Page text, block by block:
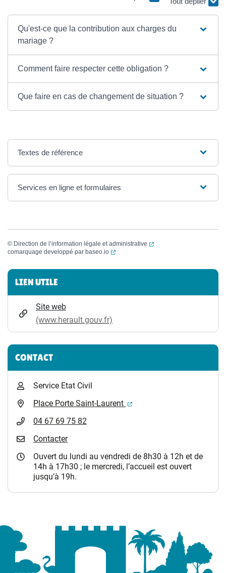
Qu'est-ce que la contribution aux charges du
mariage ?
Comment faire respecter cette obligation ?
Que faire en cas de changement de situation ?
Textes de référence
Services en ligne et formulaires
© Direction de l’information légale et administrative
(ouverture dans un
comarquage developpé par baseo.io (ouverture dans un nouvel onglet)
Informations complémentaires
LIEN UTILE
Site web
(www.herault.gouv.fr)
CONTACT
Service Etat Civil
Place Porte Saint-Laurent
(ouverture dans un
04 67 69 75 82
Contacter
Ouvert du lundi au vendredi de 8h30 à 12h et de
14h à 17h30 ; le mercredi, l’accueil est ouvert
jusqu’à 19h.